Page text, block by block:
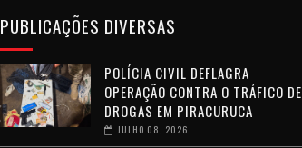
PUBLICAÇÕES DIVERSAS
POLÍCIA CIVIL DEFLAGRA
OPERAÇÃO CONTRA O TRÁFICO DE
DROGAS EM PIRACURUCA
JULHO 08, 2026